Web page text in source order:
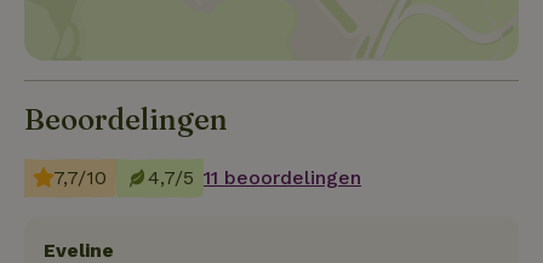
Beoordelingen
7,7/10 4,7/5 11 beoordelingen
Eveline